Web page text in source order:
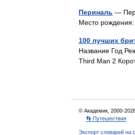
Периналь —
Место
100 лучших
Название Год
Third Man 2
© Академик, 2000-
👣 Путешествия
Экспорт словарей на